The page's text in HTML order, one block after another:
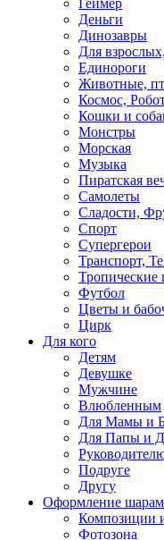
Геймер
Деньги
Динозавры
Для
Единороги
Животные,
Космос,
Кошки и
Монстры
Морская
Музыка
Пиратская
Самолеты
Сладости,
Спорт
Супергерои
Транспорт,
Футбол
Цветы и
Цирк
Для кого
Детям
Девушке
Мужчине
Влюбленным
Для Мамы и
Для Папы и
Подруге
Другу
Оформление
Композиции
Фотозона